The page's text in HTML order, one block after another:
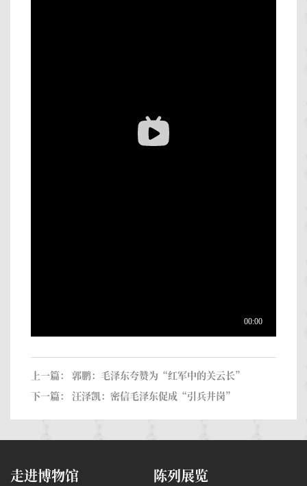
上一篇： 郭鹏：毛泽东夸赞为“红军中的关云长”
下一篇： 汪泽凯：密信毛泽东促成“引兵井岗”
走进博物馆 陈列展览